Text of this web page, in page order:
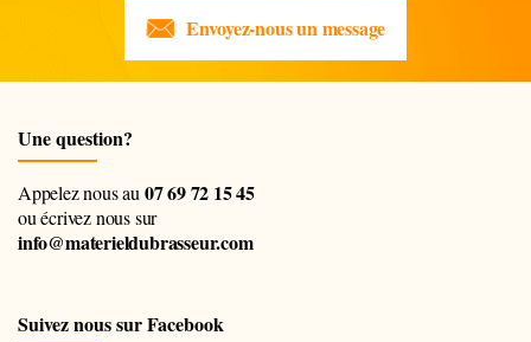
Envoyez-nous un message
Une question?
Appelez nous au 07 69 72 15 45
ou écrivez nous sur
info@materieldubrasseur.com
Suivez nous sur Facebook